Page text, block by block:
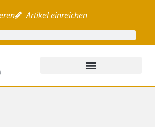
Artikel einreichen